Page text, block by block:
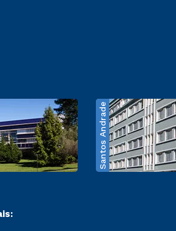
Santos Andrade